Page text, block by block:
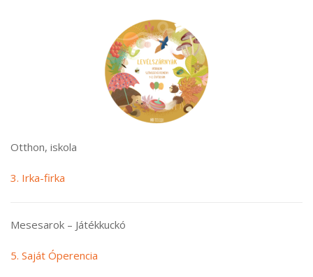
Otthon, iskola
3. Irka-firka
Mesesarok – Játékkuckó
5. Saját Óperencia